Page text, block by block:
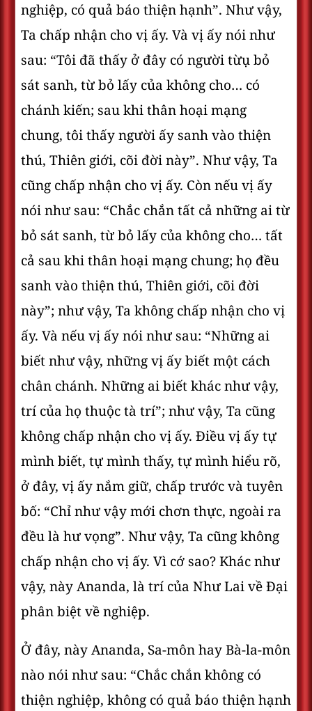
nghiệp, có quả báo thiện hạnh”. Như vậy,
Ta chấp nhận cho vị ấy. Và vị ấy nói như
sau: “Tôi đã thấy ở đây có người từụ bỏ
sát sanh, từ bỏ lấy của không cho… có
chánh kiến; sau khi thân hoại mạng
chung, tôi thấy người ấy sanh vào thiện
thú, Thiên giới, cõi đời này”. Như vậy, Ta
cũng chấp nhận cho vị ấy. Còn nếu vị ấy
nói như sau: “Chắc chắn tất cả những ai từ
bỏ sát sanh, từ bỏ lấy của không cho… tất
cả sau khi thân hoại mạng chung; họ đều
sanh vào thiện thú, Thiên giới, cõi đời
này”; như vậy, Ta không chấp nhận cho vị
ấy. Và nếu vị ấy nói như sau: “Những ai
biết như vậy, những vị ấy biết một cách
chân chánh. Những ai biết khác như vậy,
trí của họ thuộc tà trí”; như vậy, Ta cũng
không chấp nhận cho vị ấy. Ðiều vị ấy tự
mình biết, tự mình thấy, tự mình hiểu rõ,
ở đây, vị ấy nắm giữ, chấp trước và tuyên
bố: “Chỉ như vậy mới chơn thực, ngoài ra
đều là hư vọng”. Như vậy, Ta cũng không
chấp nhận cho vị ấy. Vì cớ sao? Khác như
vậy, này Ananda, là trí của Như Lai về Ðại
phân biệt về nghiệp.
Ở đây, này Ananda, Sa-môn hay Bà-la-môn
nào nói như sau: “Chắc chắn không có
thiện nghiệp, không có quả báo thiện hạnh